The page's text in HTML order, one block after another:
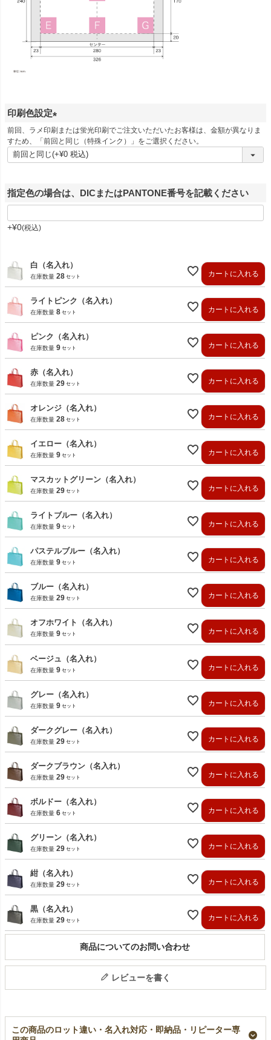
印刷色設定
(
必
須
前回、ラメ印刷または蛍光印刷でご注文いただいたお客様は、金額が異なりま
すため、「前回と同じ（特殊インク）」をご選択ください。
指定色の場合は、DICまたはPANTONE番号を記載ください
+¥0 税込
白（名入れ）
在庫数量 28 カートに入れる
ライトピンク（名入れ）
在庫数量 8 カートに入れる
ピンク（名入れ）
在庫数量 9 カートに入れる
赤（名入れ）
在庫数量 29 カートに入れる
オレンジ（名入れ）
在庫数量 28 カートに入れる
イエロー（名入れ）
在庫数量 9 カートに入れる
マスカットグリーン（名入れ）
在庫数量 29 カートに入れる
ライトブルー（名入れ）
在庫数量 9 カートに入れる
パステルブルー（名入れ）
在庫数量 9 カートに入れる
ブルー（名入れ）
在庫数量 29 カートに入れる
オフホワイト（名入れ）
在庫数量 9 カートに入れる
ベージュ（名入れ）
在庫数量 9 カートに入れる
グレー（名入れ）
在庫数量 9 カートに入れる
ダークグレー（名入れ）
在庫数量 29 カートに入れる
ダークブラウン（名入れ）
在庫数量 29 カートに入れる
ボルドー（名入れ）
在庫数量 6 カートに入れる
グリーン（名入れ）
在庫数量 29 カートに入れる
紺（名入れ）
在庫数量 29 カートに入れる
黒（名入れ）
在庫数量 29 カートに入れる
商品についてのお問い合わせ
レビューを書く
この商品のロット違い・名入れ対応・即納品・リピーター専